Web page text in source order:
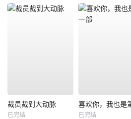
裁员裁到大动脉
已完结 已完结